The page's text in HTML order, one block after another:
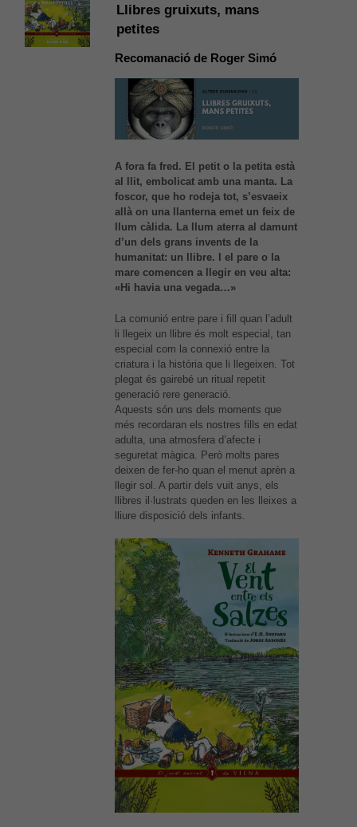
Llibres gruixuts, mans
petites
Recomanació de Roger Simó
A fora fa fred. El petit o la petita està
al llit, embolicat amb una manta. La
foscor, que ho rodeja tot, s’esvaeix
allà on una llanterna emet un feix de
llum càlida. La llum aterra al damunt
d’un dels grans invents de la
humanitat: un llibre. I el pare o la
mare comencen a llegir en veu alta:
«Hi havia una vegada…»
La comunió entre pare i fill quan l’adult
li llegeix un llibre és molt especial, tan
especial com la connexió entre la
criatura i la història que li llegeixen. Tot
plegat és gairebé un ritual repetit
generació rere generació.
Aquests són uns dels moments que
més recordaran els nostres fills en edat
adulta, una atmosfera d’afecte i
seguretat màgica. Però molts pares
deixen de fer-ho quan el menut aprèn a
llegir sol. A partir dels vuit anys, els
llibres il·lustrats queden en les lleixes a
lliure disposició dels infants.